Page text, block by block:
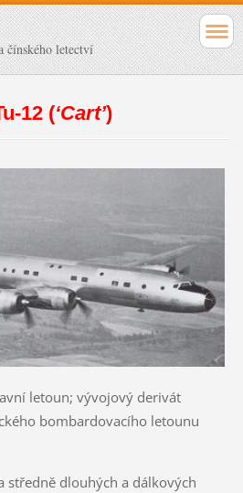
čínského letectví
12 (‘Cart’)
letoun; vývojový derivát
bombardovacího letounu
dlouhých a dálkových